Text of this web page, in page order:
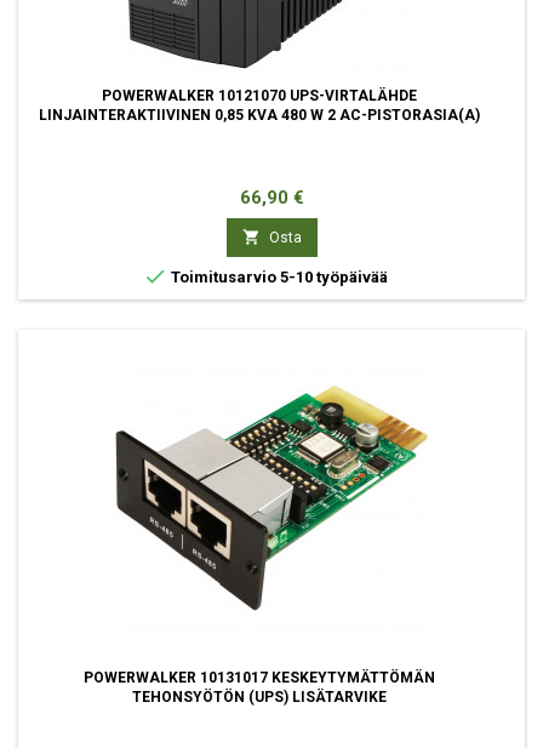
POWERWALKER 10121070 UPS-VIRTALÄHDE
LINJAINTERAKTIIVINEN 0,85 KVA 480 W 2 AC-PISTORASIA(A)
Hinta
66,90 €
 Osta
 Toimitusarvio 5-10 työpäivää
POWERWALKER 10131017 KESKEYTYMÄTTÖMÄN
TEHONSYÖTÖN (UPS) LISÄTARVIKE